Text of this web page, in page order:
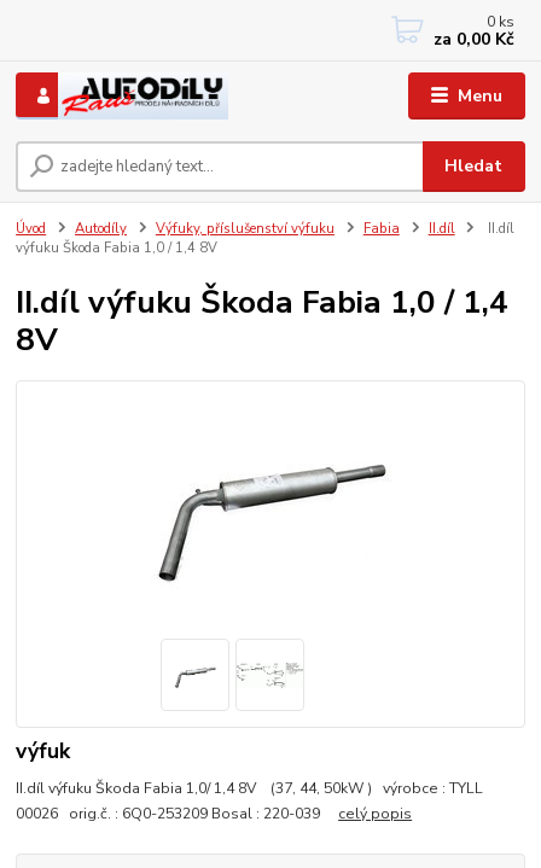
Menu
Hledat
+420 733767377
PO-PÁ: 8 - 12, 13 - 17
0 ks
za 0,00 Kč
Úvod Autodíly Výfuky, příslušenství výfuku Fabia II.díl
II.díl
výfuku Škoda Fabia 1,0 / 1,4 8V
II.díl výfuku Škoda Fabia 1,0 / 1,4
8V
výfuk
II.díl výfuku Škoda Fabia 1,0/ 1,4 8V (37, 44, 50kW ) výrobce : TYLL
00026 orig.č. : 6Q0-253209 Bosal : 220-039 celý popis